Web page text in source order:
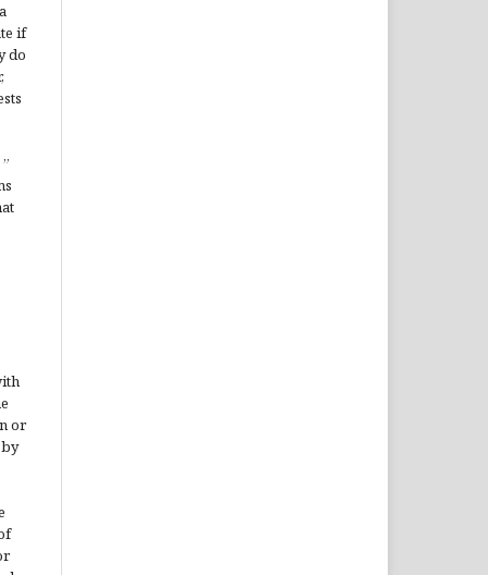
if
do
”
or